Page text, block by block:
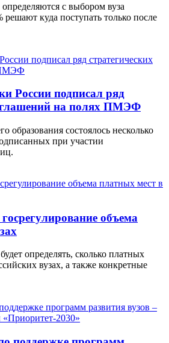
с выбором вуза
куда поступать только после
России подписал ряд
на полях ПМЭФ
образования состоялось несколько
при участии
объема
определять, сколько платных
вузах, а также конкретные